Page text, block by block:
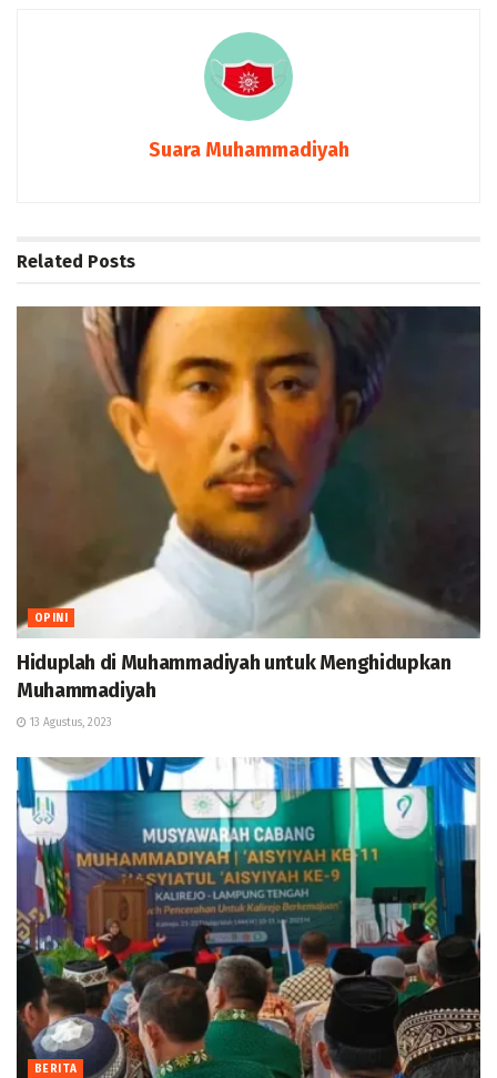
Suara Muhammadiyah
Related Posts
OPINI
Hiduplah di Muhammadiyah untuk Menghidupkan
Muhammadiyah
13 Agustus, 2023
BERITA